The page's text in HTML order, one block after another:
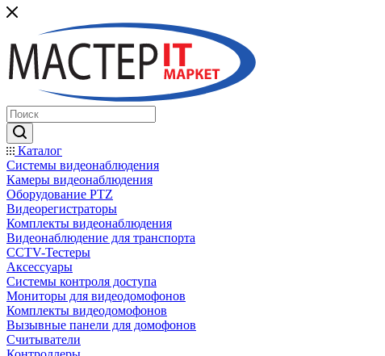
Каталог
Системы видеонаблюдения
Камеры видеонаблюдения
Оборудование PTZ
Видеорегистраторы
Комплекты видеонаблюдения
Видеонаблюдение для транспорта
CCTV-Тестеры
Аксессуары
Системы контроля доступа
Мониторы для видеодомофонов
Комплекты видеодомофонов
Вызывные панели для домофонов
Считыватели